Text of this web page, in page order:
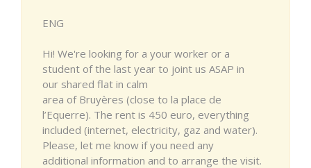
ENG
Hi! We're looking for a your worker or a
student of the last year to joint us ASAP in
our shared flat in calm
area of Bruyères (close to la place de
l’Equerre). The rent is 450 euro, everything
included (internet, electricity, gaz and water).
Please, let me know if you need any
additional information and to arrange the visit.